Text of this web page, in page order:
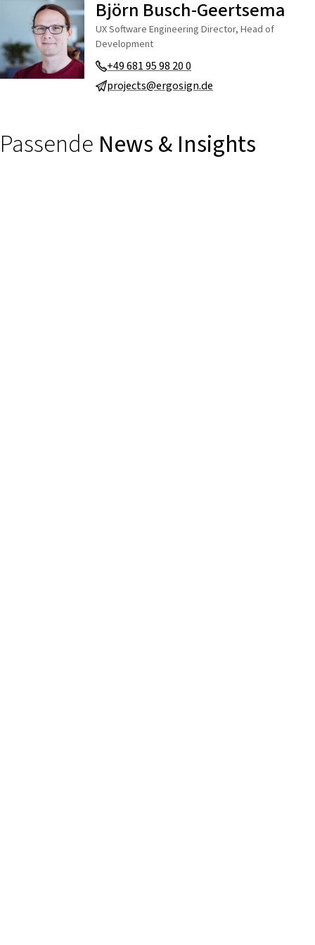
Björn Busch-Geertsema
UX Software Engineering Director, Head of
Development
+49 681 95 98 20 0
projects@ergosign.de
Passende News & Insights